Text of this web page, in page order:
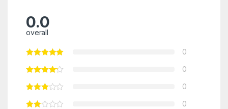
0.0
overall
0
0
0
0